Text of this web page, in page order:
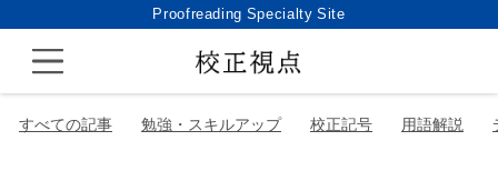
Proofreading Specialty Site
すべての記事 勉強・スキルアップ 校正記号 用語解説